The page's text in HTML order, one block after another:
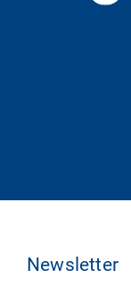
Newsletter